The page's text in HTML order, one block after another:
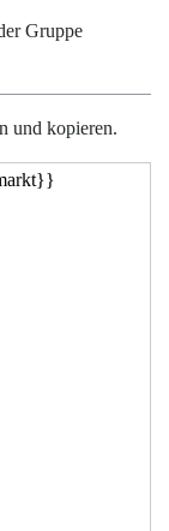
Gruppe
und kopieren.